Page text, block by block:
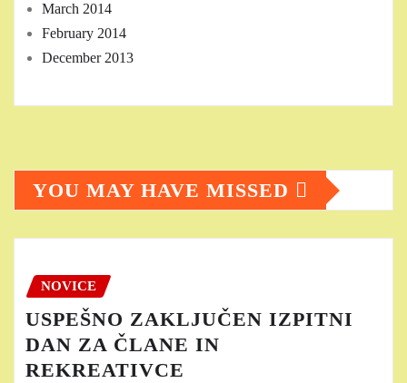
March 2014
February 2014
December 2013
YOU MAY HAVE MISSED
NOVICE
USPEŠNO ZAKLJUČEN IZPITNI
DAN ZA ČLANE IN
REKREATIVCE